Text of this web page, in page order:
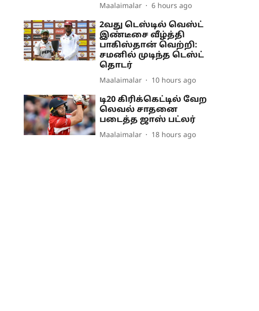
Maalaimalar 6 hours ago
2வது டெஸ்டில் வெஸ்ட்
இண்டீசை வீழ்த்தி
பாகிஸ்தான் வெற்றி:
சமனில் முடிந்த டெஸ்ட்
தொடர்
Maalaimalar 10 hours ago
டி20 கிரிக்கெட்டில் வேற
லெவல் சாதனை
படைத்த ஜாஸ் பட்லர்
Maalaimalar 18 hours ago